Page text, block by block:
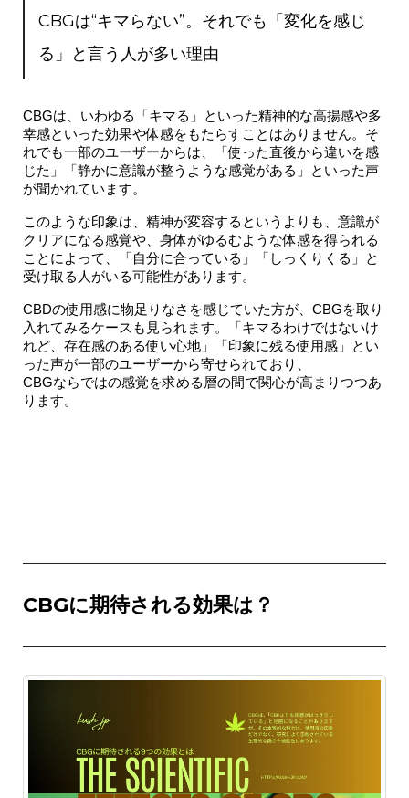
CBGは“キマらない”。それでも「変化を感じ
る」と言う人が多い理由
CBGは、いわゆる「キマる」といった精神的な高揚感や多
幸感といった効果や体感をもたらすことはありません。 そ
れでも一部のユーザーからは、「使った直後から違いを感
じた」「静かに意識が整うような感覚がある」といった声
が聞かれています。
このような印象は、精神が変容するというよりも、 意識が
クリアになる感覚や、 身体がゆるむような体感を得られる
こと によって、「自分に合っている」「しっくりくる」と
受け取る人がいる可能性があります。
CBDの使用感に物足りなさを感じていた方が、CBGを取り
入れてみるケースも見られます。「キマるわけではないけ
れど、 存在感のある使い心地」「 印象に残る使用感」とい
った声が一部のユーザーから寄せられており、
CBGならではの感覚を求める層の間で関心が高まりつつあ
ります。
CBGに期待される効果は？